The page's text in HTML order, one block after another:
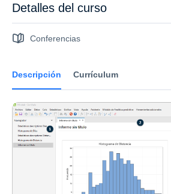
Descripción Currículum
Detalles del curso
Conferencias